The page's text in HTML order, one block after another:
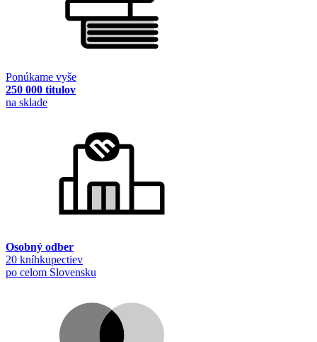
Ponúkame vyše
250 000 titulov
na sklade
Osobný odber
20 kníhkupectiev
po celom Slovensku